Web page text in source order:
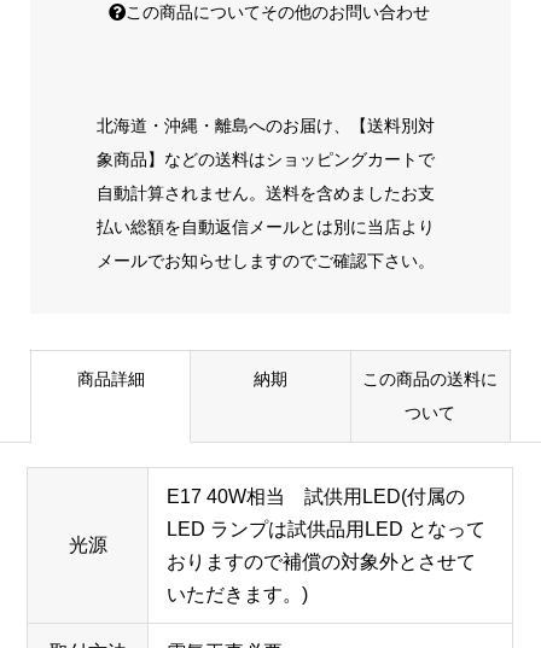
この商品についてその他のお問い合わせ
北海道・沖縄・離島へのお届け、【送料別対
象商品】などの送料はショッピングカートで
自動計算されません。送料を含めましたお支
払い総額を自動返信メールとは別に当店より
メールでお知らせしますのでご確認下さい。
商品詳細 納期
この商品の送料に
ついて
光源
E17 40W相当 試供用LED(付属の
LED ランプは試供品用LED となって
おりますので補償の対象外とさせて
いただきます。)